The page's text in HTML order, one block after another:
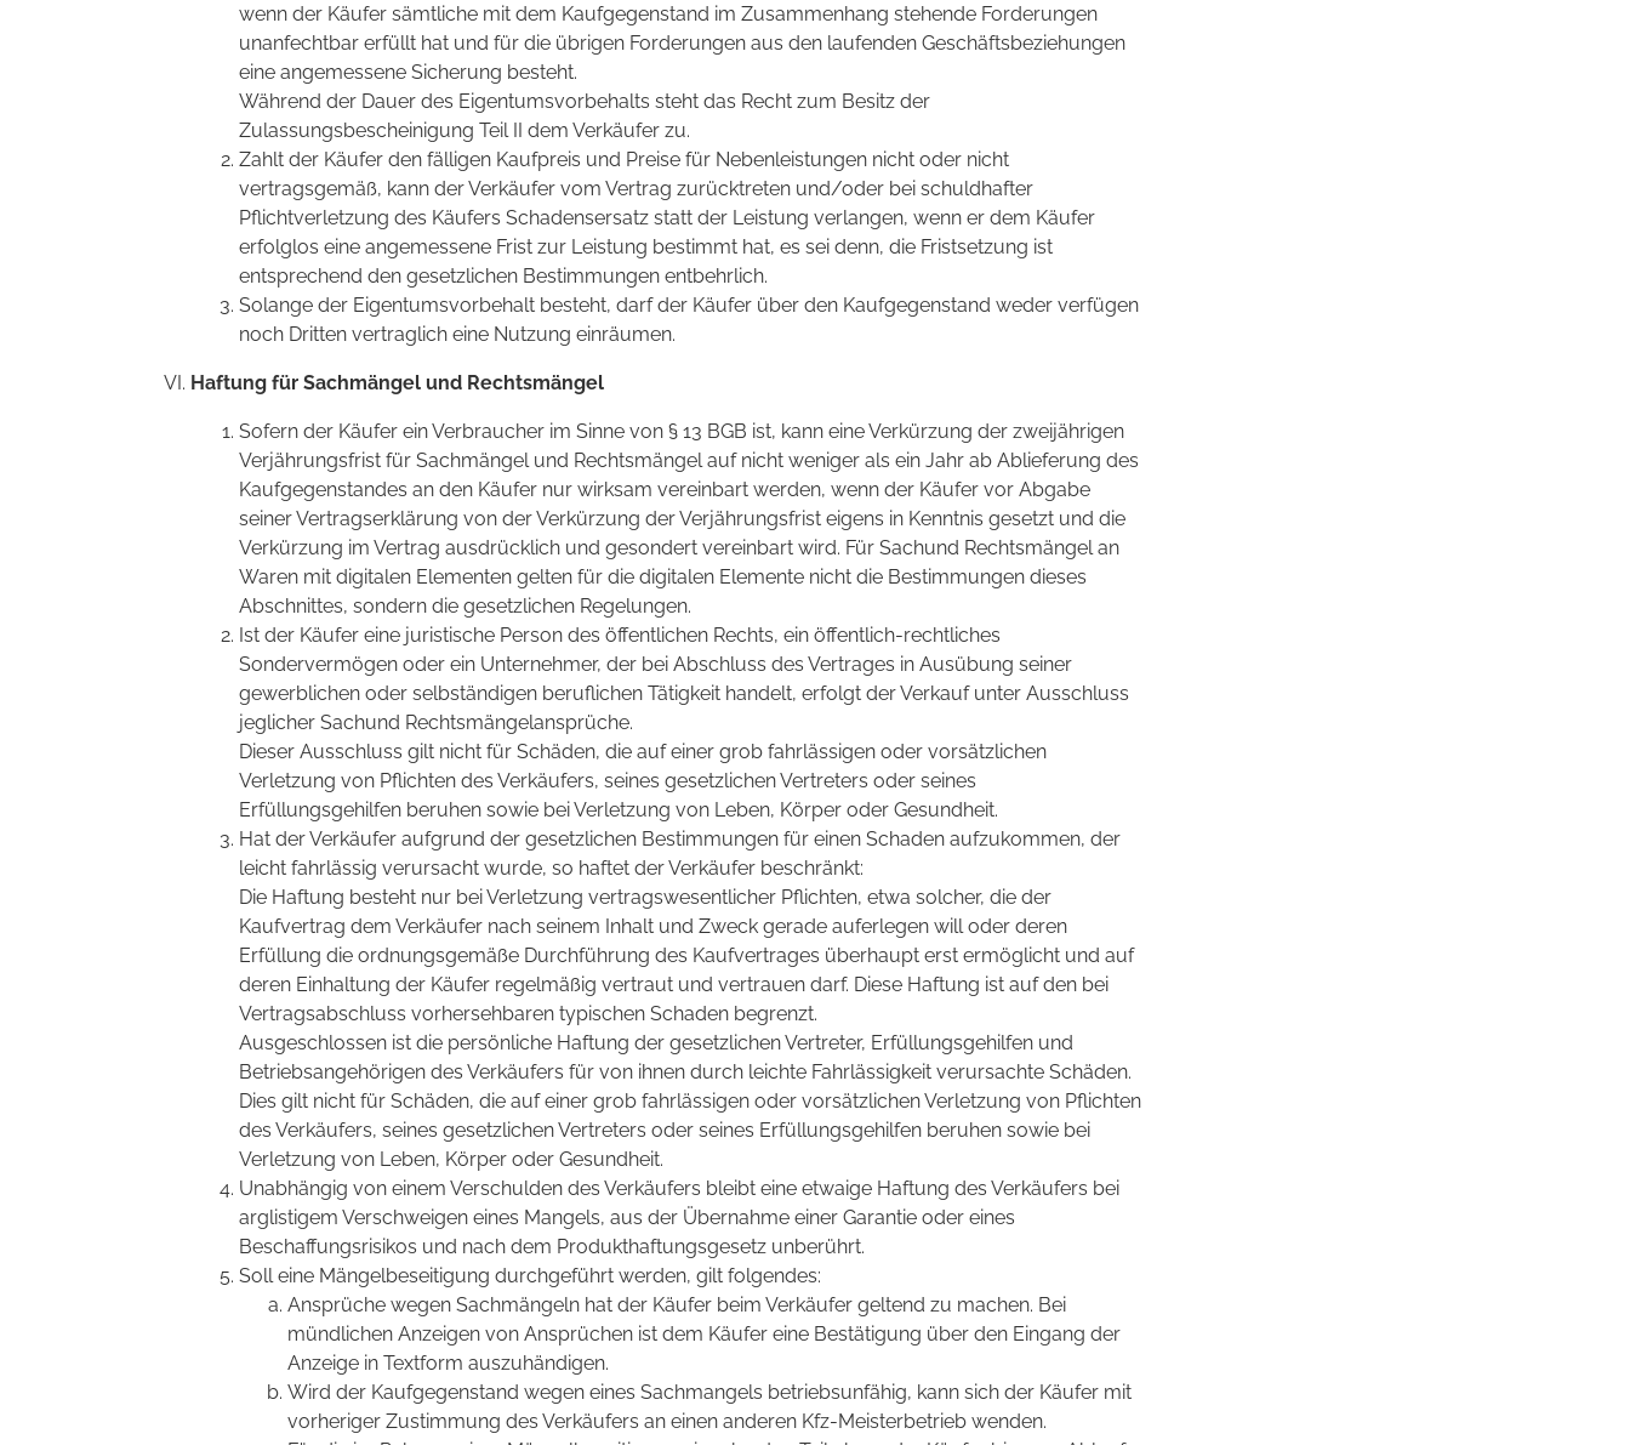
wenn der Käufer sämtliche mit dem Kaufgegenstand im Zusammenhang stehende Forderungen
unanfechtbar erfüllt hat und für die übrigen Forderungen aus den laufenden Geschäftsbeziehungen
eine angemessene Sicherung besteht.
Während der Dauer des Eigentumsvorbehalts steht das Recht zum Besitz der
Zulassungsbescheinigung Teil II dem Verkäufer zu.
Zahlt der Käufer den fälligen Kaufpreis und Preise für Nebenleistungen nicht oder nicht
vertragsgemäß, kann der Verkäufer vom Vertrag zurücktreten und/oder bei schuldhafter
Pflichtverletzung des Käufers Schadensersatz statt der Leistung verlangen, wenn er dem Käufer
erfolglos eine angemessene Frist zur Leistung bestimmt hat, es sei denn, die Fristsetzung ist
entsprechend den gesetzlichen Bestimmungen entbehrlich.
Solange der Eigentumsvorbehalt besteht, darf der Käufer über den Kaufgegenstand weder verfügen
noch Dritten vertraglich eine Nutzung einräumen.
Haftung für Sachmängel und Rechtsmängel
Sofern der Käufer ein Verbraucher im Sinne von § 13 BGB ist, kann eine Verkürzung der zweijährigen
Verjährungsfrist für Sachmängel und Rechtsmängel auf nicht weniger als ein Jahr ab Ablieferung des
Kaufgegenstandes an den Käufer nur wirksam vereinbart werden, wenn der Käufer vor Abgabe
seiner Vertragserklärung von der Verkürzung der Verjährungsfrist eigens in Kenntnis gesetzt und die
Verkürzung im Vertrag ausdrücklich und gesondert vereinbart wird. Für Sachund Rechtsmängel an
Waren mit digitalen Elementen gelten für die digitalen Elemente nicht die Bestimmungen dieses
Abschnittes, sondern die gesetzlichen Regelungen.
Ist der Käufer eine juristische Person des öffentlichen Rechts, ein öffentlich-rechtliches
Sondervermögen oder ein Unternehmer, der bei Abschluss des Vertrages in Ausübung seiner
gewerblichen oder selbständigen beruflichen Tätigkeit handelt, erfolgt der Verkauf unter Ausschluss
jeglicher Sachund Rechtsmängelansprüche.
Dieser Ausschluss gilt nicht für Schäden, die auf einer grob fahrlässigen oder vorsätzlichen
Verletzung von Pflichten des Verkäufers, seines gesetzlichen Vertreters oder seines
Erfüllungsgehilfen beruhen sowie bei Verletzung von Leben, Körper oder Gesundheit.
Hat der Verkäufer aufgrund der gesetzlichen Bestimmungen für einen Schaden aufzukommen, der
leicht fahrlässig verursacht wurde, so haftet der Verkäufer beschränkt:
Die Haftung besteht nur bei Verletzung vertragswesentlicher Pflichten, etwa solcher, die der
Kaufvertrag dem Verkäufer nach seinem Inhalt und Zweck gerade auferlegen will oder deren
Erfüllung die ordnungsgemäße Durchführung des Kaufvertrages überhaupt erst ermöglicht und auf
deren Einhaltung der Käufer regelmäßig vertraut und vertrauen darf. Diese Haftung ist auf den bei
Vertragsabschluss vorhersehbaren typischen Schaden begrenzt.
Ausgeschlossen ist die persönliche Haftung der gesetzlichen Vertreter, Erfüllungsgehilfen und
Betriebsangehörigen des Verkäufers für von ihnen durch leichte Fahrlässigkeit verursachte Schäden.
Dies gilt nicht für Schäden, die auf einer grob fahrlässigen oder vorsätzlichen Verletzung von Pflichten
des Verkäufers, seines gesetzlichen Vertreters oder seines Erfüllungsgehilfen beruhen sowie bei
Verletzung von Leben, Körper oder Gesundheit.
Unabhängig von einem Verschulden des Verkäufers bleibt eine etwaige Haftung des Verkäufers bei
arglistigem Verschweigen eines Mangels, aus der Übernahme einer Garantie oder eines
Beschaffungsrisikos und nach dem Produkthaftungsgesetz unberührt.
Soll eine Mängelbeseitigung durchgeführt werden, gilt folgendes:
Ansprüche wegen Sachmängeln hat der Käufer beim Verkäufer geltend zu machen. Bei
mündlichen Anzeigen von Ansprüchen ist dem Käufer eine Bestätigung über den Eingang der
Anzeige in Textform auszuhändigen.
Wird der Kaufgegenstand wegen eines Sachmangels betriebsunfähig, kann sich der Käufer mit
vorheriger Zustimmung des Verkäufers an einen anderen Kfz-Meisterbetrieb wenden.